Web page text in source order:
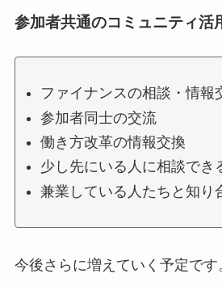
参加者共通のコミュニティ活
ファイナンスの相談・情報
参加者同士の交流
働き方改革の情報交換
少し先にいる人に相談でき
兼業している人たちと知り
今後さらに増えていく予定です